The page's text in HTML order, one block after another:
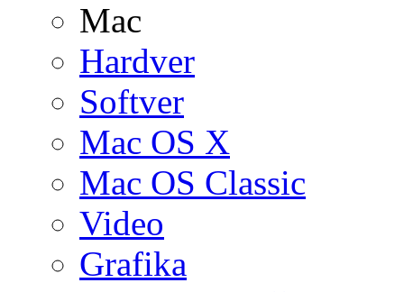
Mac
Hardver
Softver
Mac OS X
Mac OS Classic
Video
Grafika